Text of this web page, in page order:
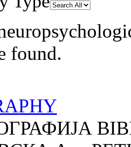
found.